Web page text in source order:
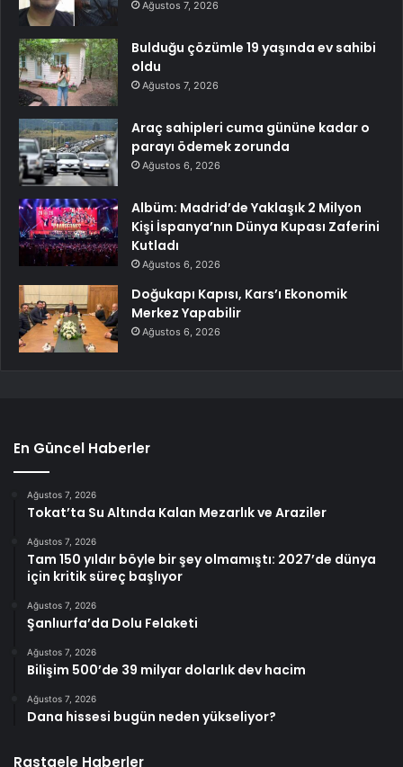
Ağustos 7, 2026
Bulduğu çözümle 19 yaşında ev sahibi
oldu
Ağustos 7, 2026
Araç sahipleri cuma gününe kadar o
parayı ödemek zorunda
Ağustos 6, 2026
Albüm: Madrid’de Yaklaşık 2 Milyon
Kişi İspanya’nın Dünya Kupası Zaferini
Kutladı
Ağustos 6, 2026
Doğukapı Kapısı, Kars’ı Ekonomik
Merkez Yapabilir
Ağustos 6, 2026
En Güncel Haberler
Ağustos 7, 2026
Tokat’ta Su Altında Kalan Mezarlık ve Araziler
Ağustos 7, 2026
Tam 150 yıldır böyle bir şey olmamıştı: 2027’de dünya
için kritik süreç başlıyor
Ağustos 7, 2026
Şanlıurfa’da Dolu Felaketi
Ağustos 7, 2026
Bilişim 500’de 39 milyar dolarlık dev hacim
Ağustos 7, 2026
Dana hissesi bugün neden yükseliyor?
Rastgele Haberler